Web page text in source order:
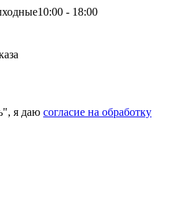
10:00 - 18:00
я даю согласие на обработку